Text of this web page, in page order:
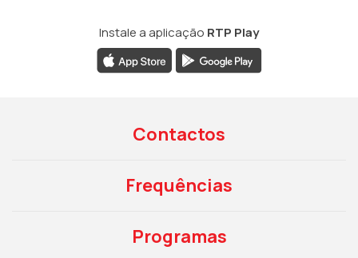
Instale a aplicação RTP Play
Contactos
Frequências
Programas